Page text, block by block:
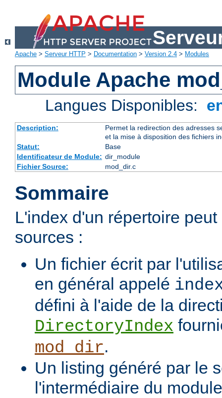
Apache > Serveur HTTP > Documentation > Version 2.4 > Modules
Module Apache
Langues Disponibles:
Description:
Permet la redirection des adresses
et la mise à disposition des fichiers
Statut:
Base
Identificateur de Module: dir_module
Fichier Source:
mod_dir.c
Sommaire
L'index d'un répertoire
sources :
Un fichier écrit par
en général appelé
défini à l'aide de la
DirectoryIndex
mod_dir.
Un listing généré par le
l'intermédiaire du